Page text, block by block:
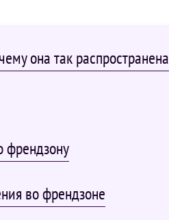
она так распространена
во френдзоне